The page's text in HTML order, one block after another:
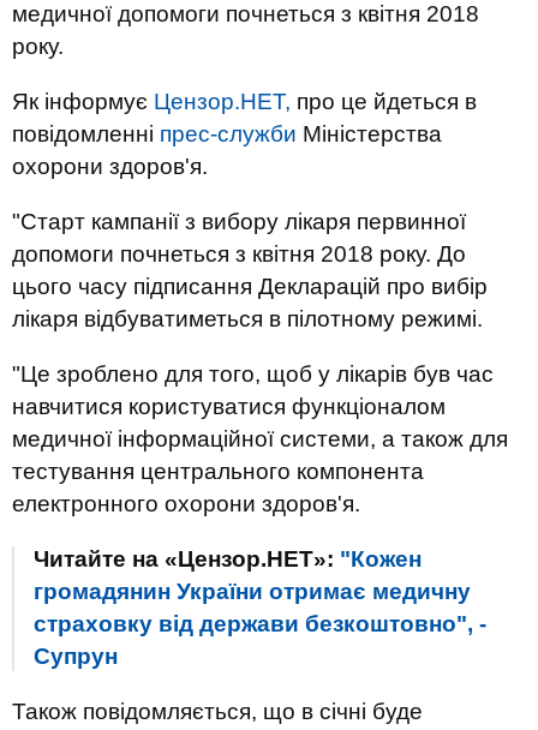
медичної допомоги почнеться з квітня 2018
року.
Як інформує Цензор.НЕТ, про це йдеться в
повідомленні прес-служби Міністерства
охорони здоров'я.
"Старт кампанії з вибору лікаря первинної
допомоги почнеться з квітня 2018 року. До
цього часу підписання Декларацій про вибір
лікаря відбуватиметься в пілотному режимі.
"Це зроблено для того, щоб у лікарів був час
навчитися користуватися функціоналом
медичної інформаційної системи, а також для
тестування центрального компонента
електронного охорони здоров'я.
Читайте на «Цензор.НЕТ»: "Кожен
громадянин України отримає медичну
страховку від держави безкоштовно", -
Супрун
Також повідомляється, що в січні буде